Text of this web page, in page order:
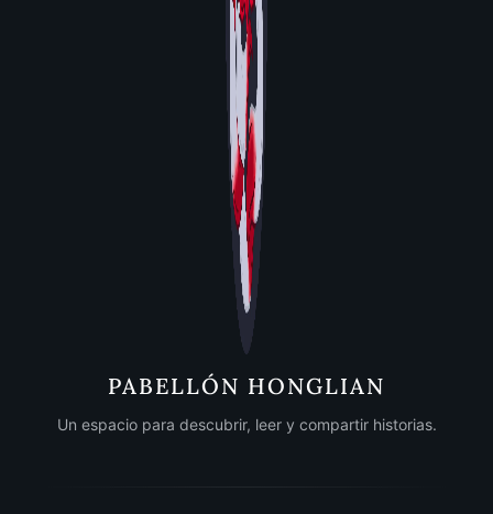
PABELLÓN HONGLIAN
Un espacio para descubrir, leer y compartir historias.